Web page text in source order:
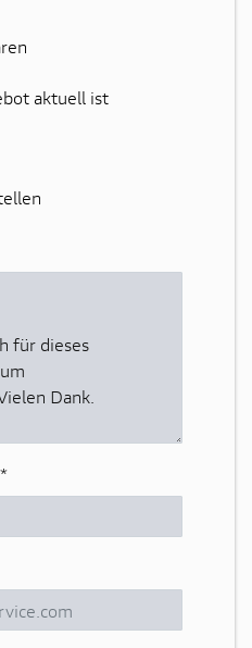
aktuell ist
*